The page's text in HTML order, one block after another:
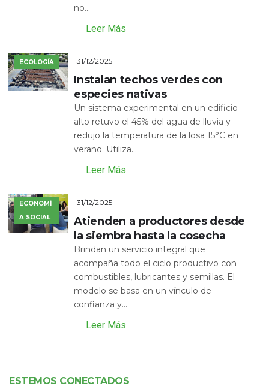
no...
Leer Más
ECOLOGÍA 31/12/2025
Instalan techos verdes con
especies nativas
Un sistema experimental en un edificio
alto retuvo el 45% del agua de lluvia y
redujo la temperatura de la losa 15°C en
verano. Utiliza...
Leer Más
ECONOMÍ
A SOCIAL
31/12/2025
Atienden a productores desde
la siembra hasta la cosecha
Brindan un servicio integral que
acompaña todo el ciclo productivo con
combustibles, lubricantes y semillas. El
modelo se basa en un vínculo de
confianza y...
Leer Más
ESTEMOS CONECTADOS